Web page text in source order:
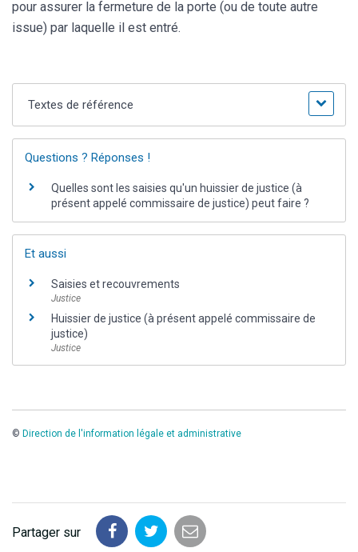
pour assurer la fermeture de la porte (ou de toute autre
issue) par laquelle il est entré.
Textes de référence
Questions ? Réponses !
Quelles sont les saisies qu'un huissier de justice (à
présent appelé commissaire de justice) peut faire ?
Et aussi
Saisies et recouvrements
Justice
Huissier de justice (à présent appelé commissaire de
justice)
Justice
© Direction de l'information légale et administrative
Partager sur
PartagerPartagerPartager